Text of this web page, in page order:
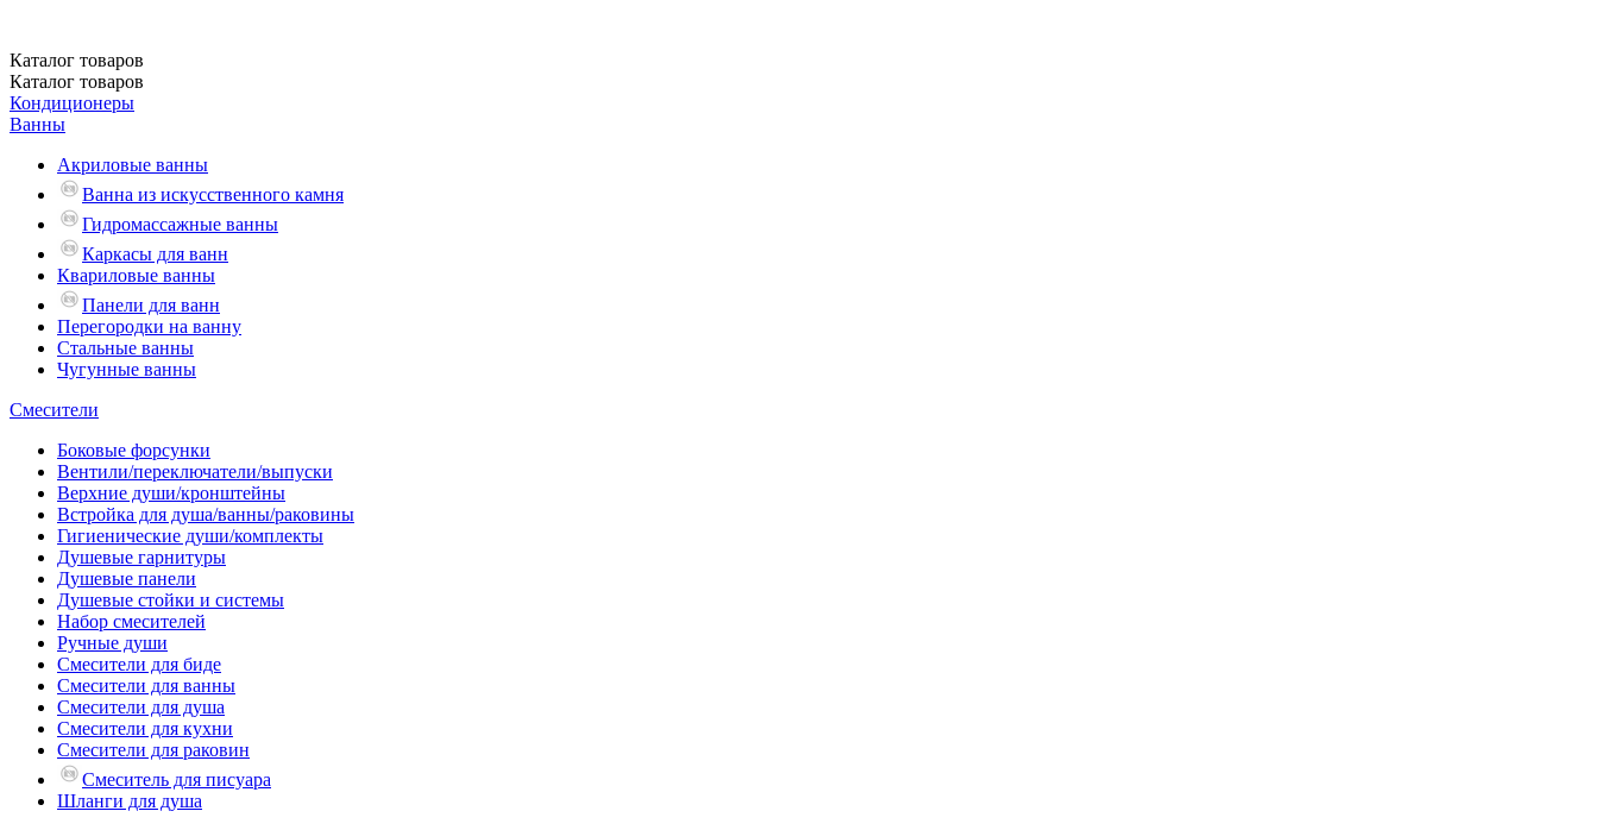
Каталог товаров
Каталог товаров
Кондиционеры
Ванны
Акриловые ванны
Ванна из искусственного камня
Гидромассажные ванны
Каркасы для ванн
Квариловые ванны
Панели для ванн
Перегородки на ванну
Стальные ванны
Чугунные ванны
Смесители
Боковые форсунки
Вентили/переключатели/выпуски
Верхние души/кронштейны
Встройка для душа/ванны/раковины
Гигиенические души/комплекты
Душевые гарнитуры
Душевые панели
Душевые стойки и системы
Набор смесителей
Ручные души
Смесители для биде
Смесители для ванны
Смесители для душа
Смесители для кухни
Смесители для раковин
Смеситель для писуара
Шланги для душа